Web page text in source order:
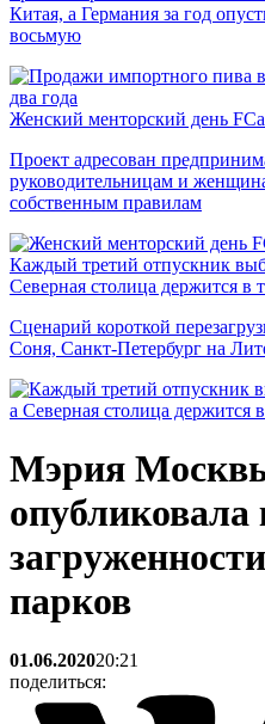
Китая, а Германия за год
восьмую
Женский менторский день
Проект адресован
руководительницам и
собственным правилам
Каждый третий отпускник
Северная столица держится в
Сценарий короткой
Соня, Санкт-Петербург на
Мэрия
опубликовала
парков
01.06.202020:21
поделиться: